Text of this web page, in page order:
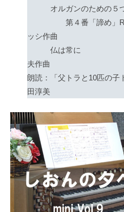
オルガンのための５つ
第４番「諦め」
ッシ作曲
仏は常
夫作曲
朗読：「父トラと10匹の
田淳美